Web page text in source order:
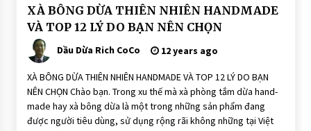
BÀI
VIẾT
TƯ
VẤN
XÀ
BÔNG
SINH
DƯỢC
THIÊN
NHIÊN
DẦU
DỪA
XÀ BÔNG DỪA THIÊN NHIÊN HANDMADE
VÀ TOP 12 LÝ DO BẠN NÊN CHỌN
Dầu Dừa Rich CoCo 12 years ago
XÀ BÔNG DỪA THIÊN NHIÊN HANDMADE VÀ TOP 12 LÝ DO BẠN
NÊN CHỌN Chào bạn. Trong xu thế mà xà phòng tắm dừa hand-
made hay xà bông dừa là một trong những sản phẩm đang
được người tiêu dùng, sử dụng rộng rãi không những tại Việt